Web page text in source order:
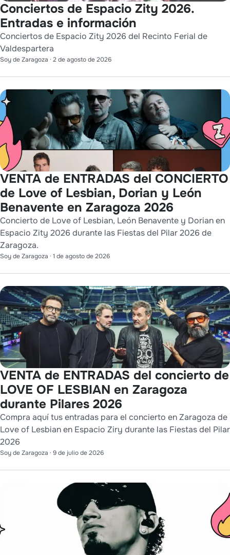
Conciertos de Espacio Zity 2026.
Entradas e información
Conciertos de Espacio Zity 2026 del Recinto Ferial de
Valdespartera
Soy de Zaragoza · 2 de agosto de 2026
VENTA de ENTRADAS del CONCIERTO
de Love of Lesbian, Dorian y León
Benavente en Zaragoza 2026
Concierto de Love of Lesbian, León Benavente y Dorian en
Espacio Zity 2026 durante las Fiestas del Pilar 2026 de
Zaragoza.
Soy de Zaragoza · 1 de agosto de 2026
VENTA de ENTRADAS del concierto de
LOVE OF LESBIAN en Zaragoza
durante Pilares 2026
Compra aquí tus entradas para el concierto en Zaragoza de
Love of Lesbian en Espacio Ziry durante las Fiestas del Pilar
2026
Soy de Zaragoza · 9 de julio de 2026